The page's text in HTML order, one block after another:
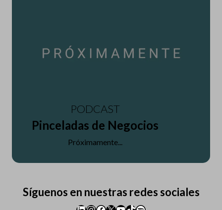
PODCAST
Pinceladas de Negocios
Próximamente...
Síguenos en nuestras redes sociales